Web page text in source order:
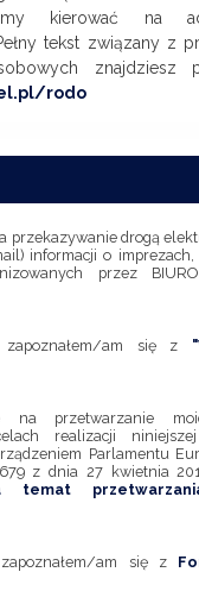
kierować na
tekst związany z
znajdziesz
rodo
przekazywanie drogą
informacji o imprezach,
przez
zapoznałem/am się z
na przetwarzanie
realizacji
Parlamentu
z dnia 27 kwietnia
temat
am się z